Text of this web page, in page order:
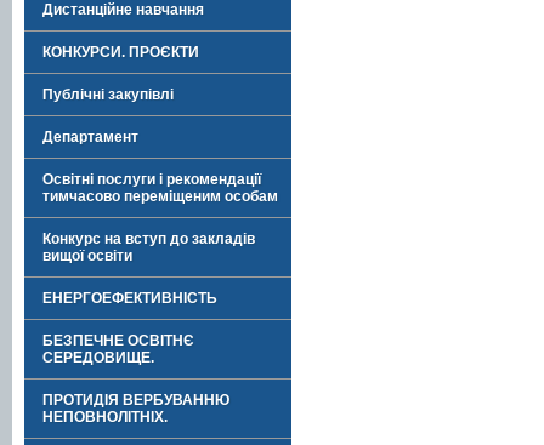
Дистанційне навчання
КОНКУРСИ. ПРОЄКТИ
Публічні закупівлі
Департамент
Освітні послуги і рекомендації
тимчасово переміщеним особам
Конкурс на вступ до закладів
вищої освіти
ЕНЕРГОЕФЕКТИВНІСТЬ
БЕЗПЕЧНЕ ОСВІТНЄ
СЕРЕДОВИЩЕ.
ПРОТИДІЯ ВЕРБУВАННЮ
НЕПОВНОЛІТНІХ.